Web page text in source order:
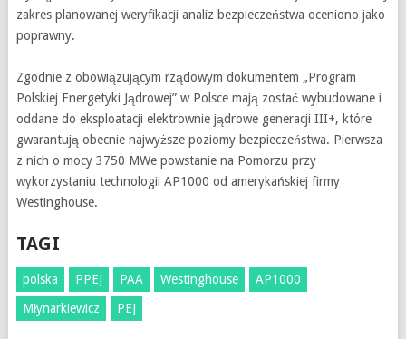
zakres planowanej weryfikacji analiz bezpieczeństwa oceniono jako
poprawny.
Zgodnie z obowiązującym rządowym dokumentem „Program
Polskiej Energetyki Jądrowej” w Polsce mają zostać wybudowane i
oddane do eksploatacji elektrownie jądrowe generacji III+, które
gwarantują obecnie najwyższe poziomy bezpieczeństwa. Pierwsza
z nich o mocy 3750 MWe powstanie na Pomorzu przy
wykorzystaniu technologii AP1000 od amerykańskiej firmy
Westinghouse.
TAGI
polska PPEJ PAA Westinghouse
AP1000
Młynarkiewicz
PEJ